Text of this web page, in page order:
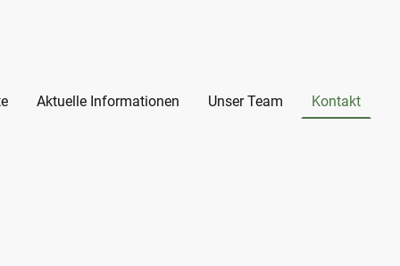
Aktuelle Informationen Unser Team Kontakt